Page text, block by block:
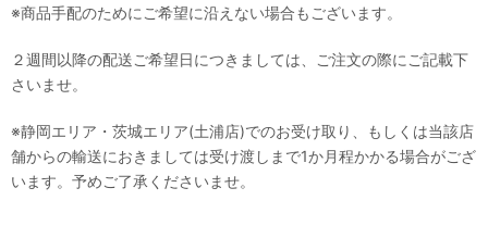
※商品手配のためにご希望に沿えない場合もございます。
２週間以降の配送ご希望日につきましては、ご注文の際にご記載下
さいませ。
※静岡エリア・茨城エリア(土浦店)でのお受け取り、もしくは当該店
舗からの輸送におきましては受け渡しまで1か月程かかる場合がござ
います。予めご了承くださいませ。